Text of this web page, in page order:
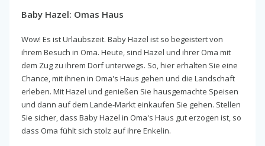
Baby Hazel: Omas Haus
Wow! Es ist Urlaubszeit. Baby Hazel ist so begeistert von
ihrem Besuch in Oma. Heute, sind Hazel und ihrer Oma mit
dem Zug zu ihrem Dorf unterwegs. So, hier erhalten Sie eine
Chance, mit ihnen in Oma's Haus gehen und die Landschaft
erleben. Mit Hazel und genießen Sie hausgemachte Speisen
und dann auf dem Lande-Markt einkaufen Sie gehen. Stellen
Sie sicher, dass Baby Hazel in Oma's Haus gut erzogen ist, so
dass Oma fühlt sich stolz auf ihre Enkelin.